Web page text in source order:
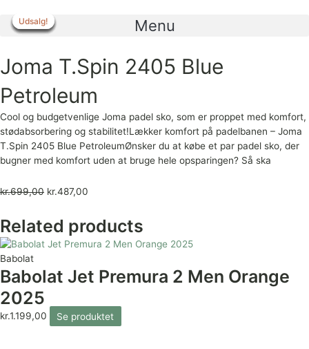
indholdet
Menu
Udsalg!
Joma T.Spin 2405 Blue
Petroleum
Cool og budgetvenlige Joma padel sko, som er proppet med komfort,
stødabsorbering og stabilitet!Lækker komfort på padelbanen – Joma
T.Spin 2405 Blue PetroleumØnsker du at købe et par padel sko, der
bugner med komfort uden at bruge hele opsparingen? Så ska
kr.699,00 kr.487,00
Related products
Babolat
Babolat Jet Premura 2 Men Orange
2025
kr.1.199,00 Se produktet
Udsalg!
Udsalg!
Udsalg!
Udsalg!
Udsalg!
Udsalg!